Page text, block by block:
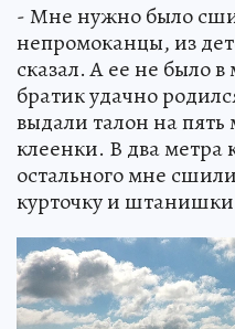
- Мне нужно было
непромоканцы, из
сказал. А ее не было
братик удачно
выдали талон на
клеенки. В два метра
остального мне
курточку и